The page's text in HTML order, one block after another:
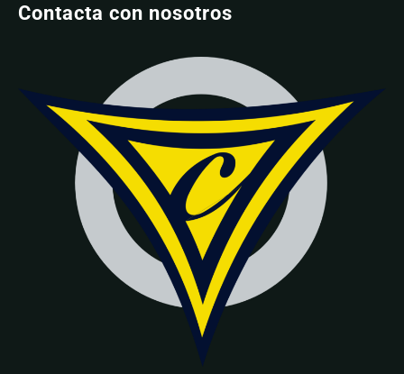
Contacta con nosotros